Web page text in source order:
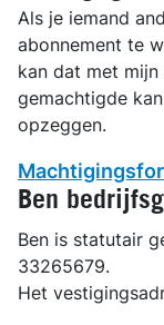
Als je iemand
abonnement te
kan dat met
gemachtigde
opzeggen.
Ben
Ben is statutair
33265679.
Het